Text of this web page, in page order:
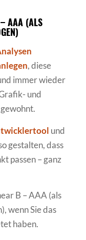
AAA (ALS
, diese
immer wieder
und
und
gestalten, dass
passen – ganz
B – AAA (als
wenn Sie das
haben.